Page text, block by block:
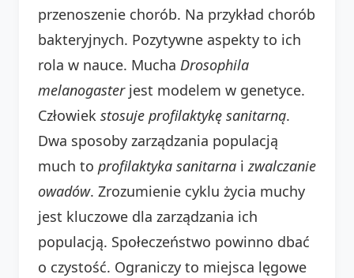
przenoszenie chorób. Na przykład chorób
bakteryjnych. Pozytywne aspekty to ich
rola w nauce. Mucha Drosophila
melanogasterjest modelem w genetyce.
Człowiek stosuje profilaktykę sanitarną.
Dwa sposoby zarządzania populacją
much to profilaktyka sanitarna i zwalczanie
owadów. Zrozumienie cyklu życia muchy
jest kluczowe dla zarządzania ich
populacją. Społeczeństwo powinno dbać
o czystość. Ograniczy to miejsca lęgowe